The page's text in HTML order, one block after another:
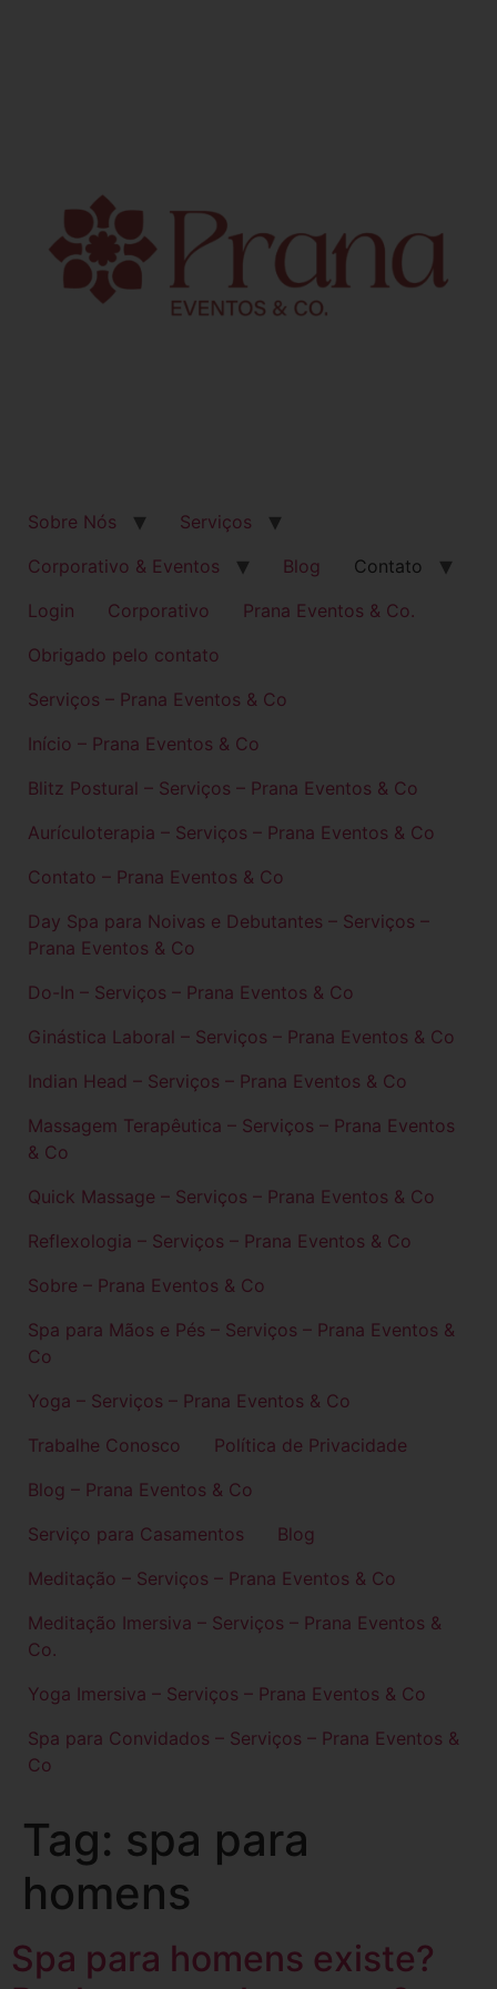
Sobre Nós
Serviços
Corporativo & Eventos
Blog
Contato
Login
Corporativo
Prana Eventos & Co.
Obrigado pelo contato
Serviços – Prana Eventos & Co
Início – Prana Eventos & Co
Blitz Postural – Serviços – Prana Eventos & Co
Aurículoterapia – Serviços – Prana Eventos & Co
Contato – Prana Eventos & Co
Day Spa para Noivas e Debutantes – Serviços –
Prana Eventos & Co
Do-In – Serviços – Prana Eventos & Co
Ginástica Laboral – Serviços – Prana Eventos & Co
Indian Head – Serviços – Prana Eventos & Co
Massagem Terapêutica – Serviços – Prana Eventos
& Co
Quick Massage – Serviços – Prana Eventos & Co
Reflexologia – Serviços – Prana Eventos & Co
Sobre – Prana Eventos & Co
Spa para Mãos e Pés – Serviços – Prana Eventos &
Co
Yoga – Serviços – Prana Eventos & Co
Trabalhe Conosco
Política de Privacidade
Blog – Prana Eventos & Co
Serviço para Casamentos
Blog
Meditação – Serviços – Prana Eventos & Co
Meditação Imersiva – Serviços – Prana Eventos &
Co.
Yoga Imersiva – Serviços – Prana Eventos & Co
Spa para Convidados – Serviços – Prana Eventos &
Co
Tag: spa para
homens
Spa para homens existe?